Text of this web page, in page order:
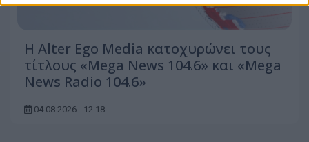
Η Alter Ego Media κατοχυρώνει τους
τίτλους «Mega News 104.6» και «Mega
News Radio 104.6»
04.08.2026 - 12:18